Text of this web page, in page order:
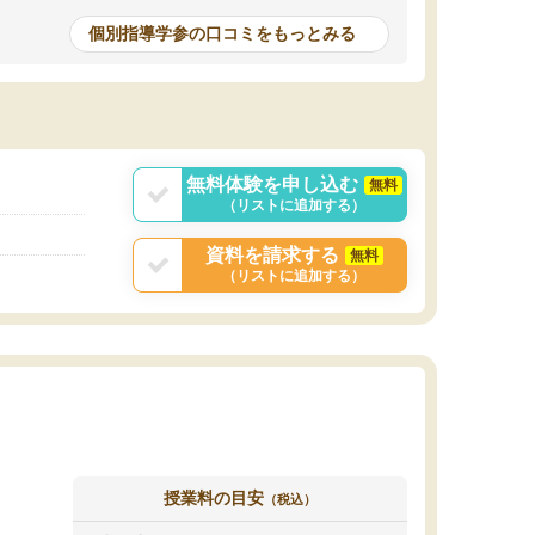
個別指導学参の口コミをもっとみる
無料体験を申し込む
無料
（リストに追加する）
資料を請求する
無料
（リストに追加する）
授業料の目安 （税込）